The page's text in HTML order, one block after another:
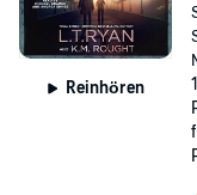
Reinhören